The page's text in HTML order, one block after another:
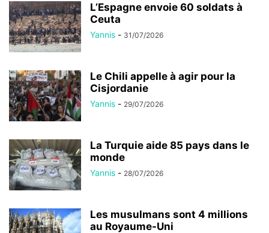
L’Espagne envoie 60 soldats à
Ceuta
Yannis - 31/07/2026
Le Chili appelle à agir pour la
Cisjordanie
Yannis - 29/07/2026
La Turquie aide 85 pays dans le
monde
Yannis - 28/07/2026
Les musulmans sont 4 millions
au Royaume-Uni